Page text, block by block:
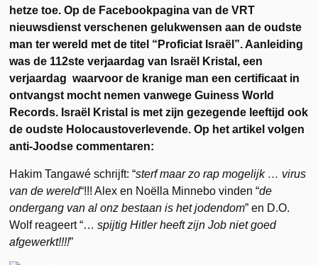
hetze toe. Op de Facebookpagina van de VRT
nieuwsdienst verschenen gelukwensen aan de oudste
man ter wereld met de titel “Proficiat Israël”. Aanleiding
was de 112ste verjaardag van Israël Kristal, een
verjaardag waarvoor de kranige man een certificaat in
ontvangst mocht nemen vanwege Guiness World
Records. Israël Kristal is met zijn gezegende leeftijd ook
de oudste Holocaustoverlevende. Op het artikel volgen
anti-Joodse commentaren:
Hakim Tangawé schrijft: “sterf maar zo rap mogelijk … virus
van de wereld“!!! Alex en Noëlla Minnebo vinden “de
ondergang van al onz bestaan is het jodendom” en D.O.
Wolf reageert “…spijtig Hitler heeft zijn Job niet goed
afgewerkt!!!!”